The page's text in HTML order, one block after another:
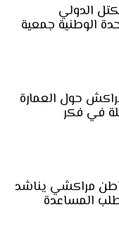
الدولي
الوطنية جمعية
حول العمارة
في فكر
مراكشي يناشد
المساعدة